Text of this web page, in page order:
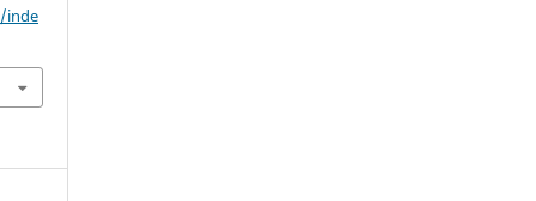
inde